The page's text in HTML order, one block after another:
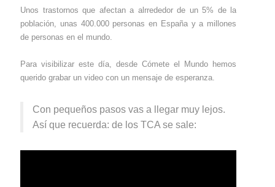
Unos trastornos que afectan a alrrededor de un 5% de la
población, unas 400.000 personas en España y a millones
de personas en el mundo.
Para visibilizar este día, desde Cómete el Mundo hemos
querido grabar un video con un mensaje de esperanza.
Con pequeños pasos vas a llegar muy lejos.
Así que recuerda: de los TCA se sale: